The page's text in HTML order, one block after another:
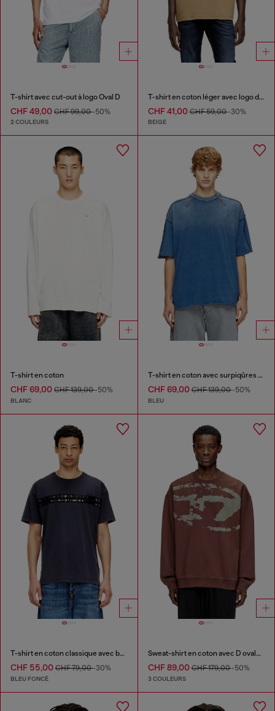
T-shirt avec cut-out à logo Oval D
CHF 49,00 CHF 99,00-50%
2 COULEURS
T-shirt en coton léger avec logo délavé
CHF 41,00CHF 59,00-30%
BEIGE
T-shirt en coton
CHF 69,00 CHF 139,00-50%
BLANC
T-shirt en coton avec surpiqûres contrastantes
CHF 69,00CHF 139,00-50%
BLEU
T-shirt en coton classique avec bandes framis
CHF 55,00 CHF 79,00-30%
BLEU FONCÉ
Sweat-shirt en coton avec D ovale floqué
CHF 89,00CHF 179,00-50%
3 COULEURS